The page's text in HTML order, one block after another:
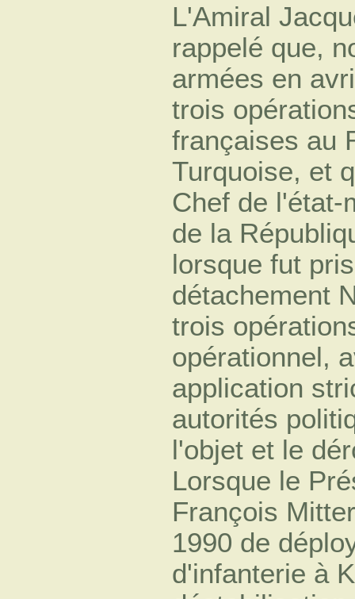
L'Amiral
rappelé que,
armées en
trois
françaises au
Turquoise, et
Chef de l'état-
de la
lorsque fut
détachement
trois
opérationnel,
application
autorités
l'objet et le
Lorsque le
François
1990 de
d'infanterie à